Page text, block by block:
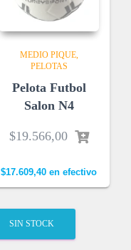
MEDIO PIQUE
PELOTAS
Pelota Futbol
Salon N4
$19.566,00
$17.609,40 en efectivo
SIN STOCK